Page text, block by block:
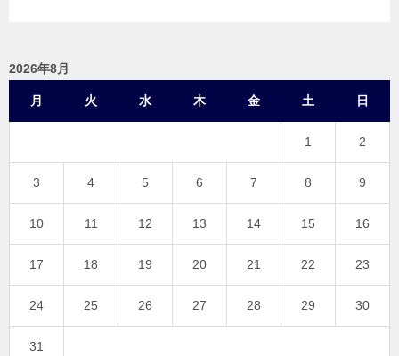
2026年8月
月 火 水 木 金 土 日
1 2
3 4 5 6 7 8 9
10 11 12 13 14 15 16
17 18 19 20 21 22 23
24 25 26 27 28 29 30
31